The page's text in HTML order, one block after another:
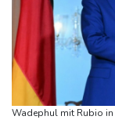
Westfalen
Sri Lanka setzt
Zuwächse in der
leicht zu
76-jähriger
Wadephul mit Rubio